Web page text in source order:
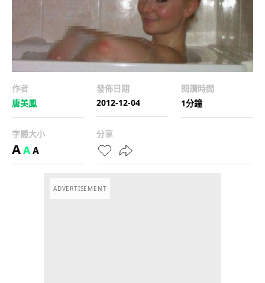
作者
唐美鳳
發佈日期
2012-12-04
閱讀時間
1分鐘
字體大小
AAA
分享
ADVERTISEMENT